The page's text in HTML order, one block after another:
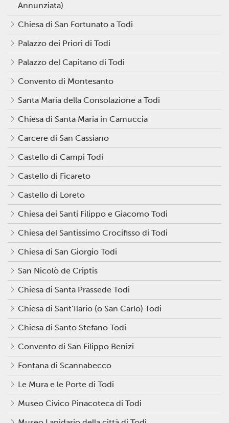
Annunziata)
Chiesa di San Fortunato a Todi
Palazzo dei Priori di Todi
Palazzo del Capitano di Todi
Convento di Montesanto
Santa Maria della Consolazione a Todi
Chiesa di Santa Maria in Camuccia
Carcere di San Cassiano
Castello di Campi Todi
Castello di Ficareto
Castello di Loreto
Chiesa dei Santi Filippo e Giacomo Todi
Chiesa del Santissimo Crocifisso di Todi
Chiesa di San Giorgio Todi
San Nicolò de Criptis
Chiesa di Santa Prassede Todi
Chiesa di Sant’Ilario (o San Carlo) Todi
Chiesa di Santo Stefano Todi
Convento di San Filippo Benizi
Fontana di Scannabecco
Le Mura e le Porte di Todi
Museo Civico Pinacoteca di Todi